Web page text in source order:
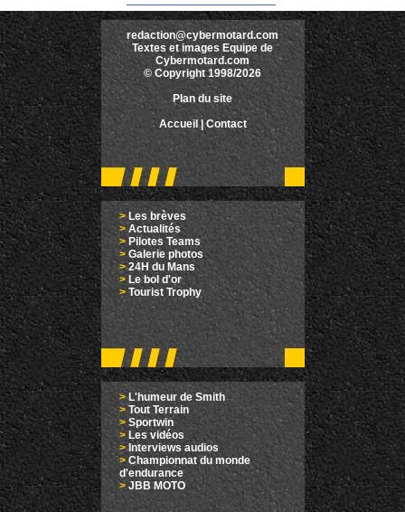
redaction@cybermotard.com
Textes et images Equipe de
Cybermotard.com
© Copyright 1998/2026
Plan du site
Accueil |Contact
>Les brèves
> Actualités
> Pilotes Teams
>Galerie photos
>24H du Mans
>Le bol d'or
> Tourist Trophy
>L'humeur de Smith
> Tout Terrain
> Sportwin
> Les vidéos
> Interviews audios
>Championnat du monde
d'endurance
> JBB MOTO